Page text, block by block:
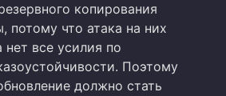
копирования
потому что атака на них
все усилия по
Поэтому
должно стать